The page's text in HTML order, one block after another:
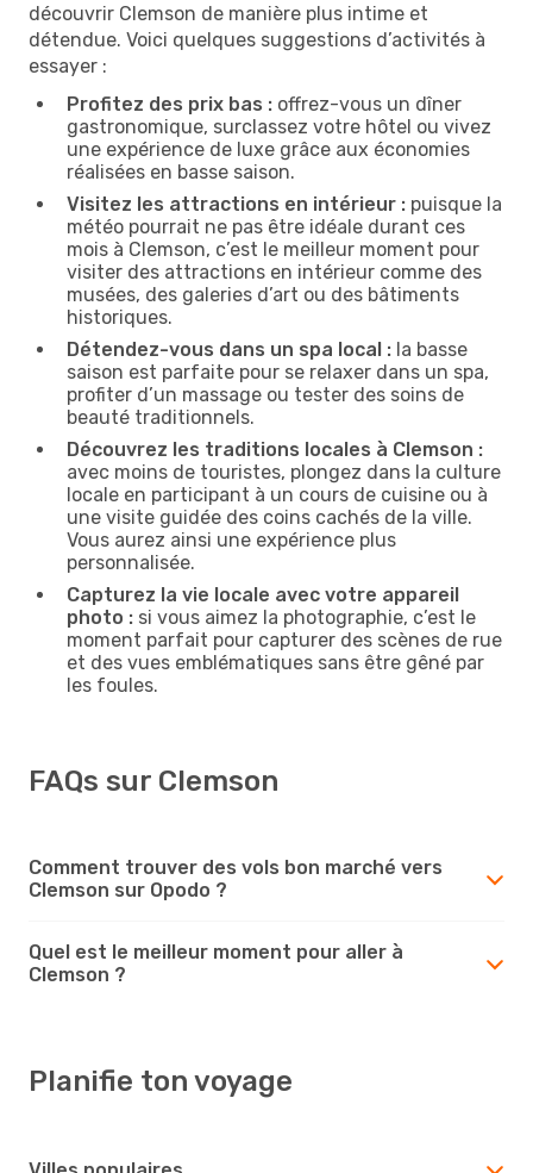
découvrir Clemson de manière plus intime et
détendue. Voici quelques suggestions d’activités à
essayer :
Profitez des prix bas : offrez-vous un dîner
gastronomique, surclassez votre hôtel ou vivez
une expérience de luxe grâce aux économies
réalisées en basse saison.
Visitez les attractions en intérieur : puisque la
météo pourrait ne pas être idéale durant ces
mois à Clemson, c’est le meilleur moment pour
visiter des attractions en intérieur comme des
musées, des galeries d’art ou des bâtiments
historiques.
Détendez-vous dans un spa local : la basse
saison est parfaite pour se relaxer dans un spa,
profiter d’un massage ou tester des soins de
beauté traditionnels.
Découvrez les traditions locales à Clemson :
avec moins de touristes, plongez dans la culture
locale en participant à un cours de cuisine ou à
une visite guidée des coins cachés de la ville.
Vous aurez ainsi une expérience plus
personnalisée.
Capturez la vie locale avec votre appareil
photo : si vous aimez la photographie, c’est le
moment parfait pour capturer des scènes de rue
et des vues emblématiques sans être gêné par
les foules.
FAQs sur Clemson
Comment trouver des vols bon marché vers
Clemson sur Opodo ?
Quel est le meilleur moment pour aller à
Clemson ?
Planifie ton voyage